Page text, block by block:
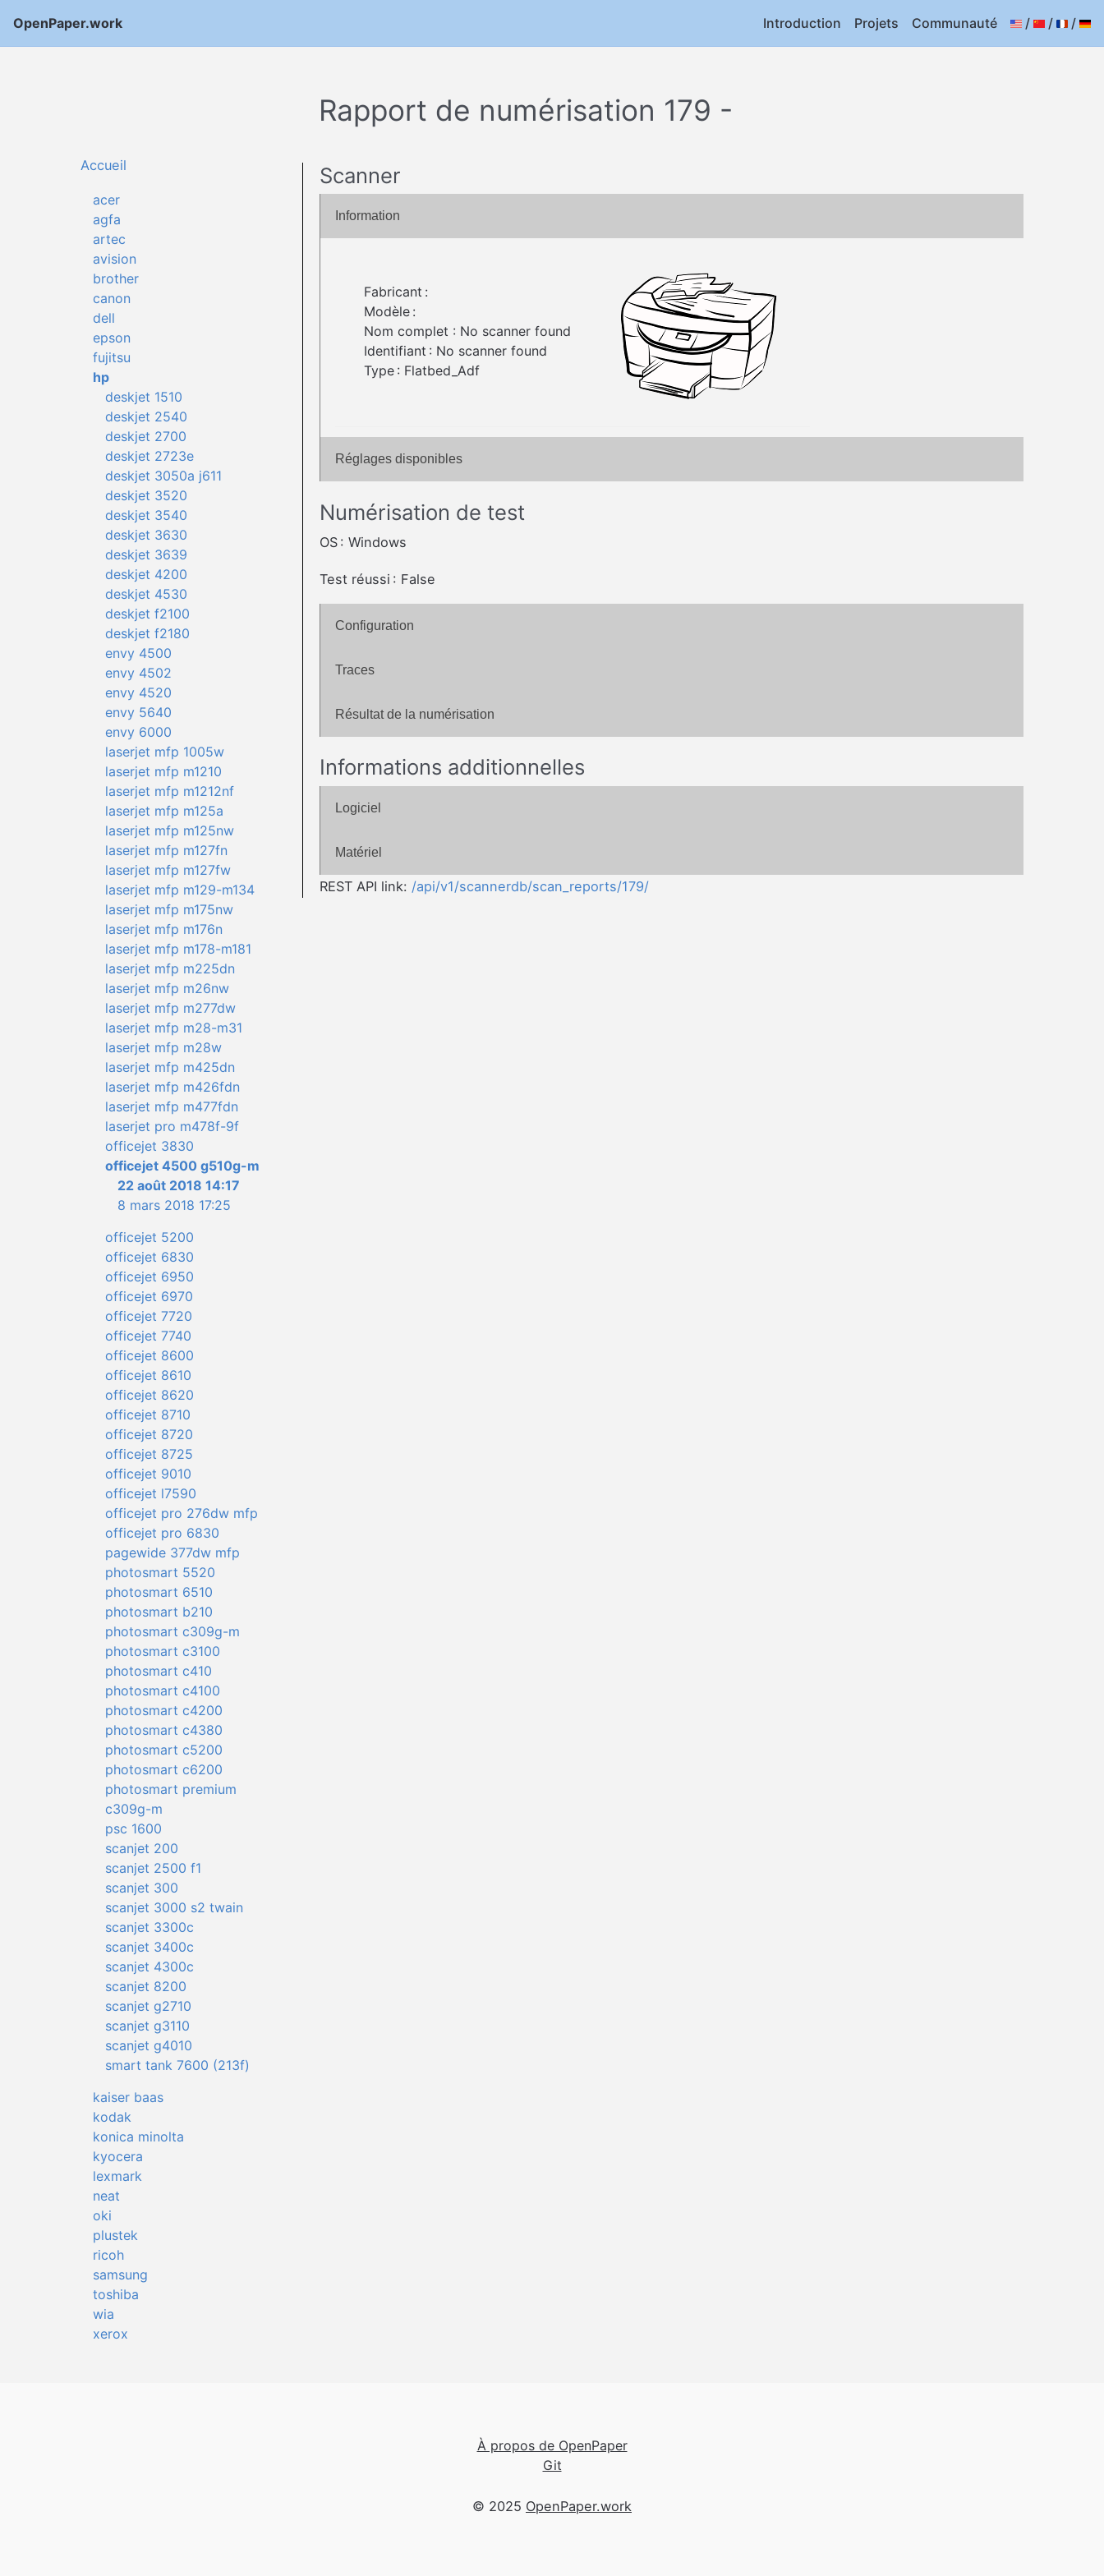
OpenPaper.work Introduction Projets Communauté / / /
Rapport de numérisation 179 -
Accueil
acer
agfa
artec
avision
brother
canon
dell
epson
fujitsu
hp
deskjet 1510
deskjet 2540
deskjet 2700
deskjet 2723e
deskjet 3050a j611
deskjet 3520
deskjet 3540
deskjet 3630
deskjet 3639
deskjet 4200
deskjet 4530
deskjet f2100
deskjet f2180
envy 4500
envy 4502
envy 4520
envy 5640
envy 6000
laserjet mfp 1005w
laserjet mfp m1210
laserjet mfp m1212nf
laserjet mfp m125a
laserjet mfp m125nw
laserjet mfp m127fn
laserjet mfp m127fw
laserjet mfp m129-m134
laserjet mfp m175nw
laserjet mfp m176n
laserjet mfp m178-m181
laserjet mfp m225dn
laserjet mfp m26nw
laserjet mfp m277dw
laserjet mfp m28-m31
laserjet mfp m28w
laserjet mfp m425dn
laserjet mfp m426fdn
laserjet mfp m477fdn
laserjet pro m478f-9f
officejet 3830
officejet 4500 g510g-m
22 août 2018 14:17
8 mars 2018 17:25
officejet 5200
officejet 6830
officejet 6950
officejet 6970
officejet 7720
officejet 7740
officejet 8600
officejet 8610
officejet 8620
officejet 8710
officejet 8720
officejet 8725
officejet 9010
officejet l7590
officejet pro 276dw mfp
officejet pro 6830
pagewide 377dw mfp
photosmart 5520
photosmart 6510
photosmart b210
photosmart c309g-m
photosmart c3100
photosmart c410
photosmart c4100
photosmart c4200
photosmart c4380
photosmart c5200
photosmart c6200
photosmart premium
c309g-m
psc 1600
scanjet 200
scanjet 2500 f1
scanjet 300
scanjet 3000 s2 twain
scanjet 3300c
scanjet 3400c
scanjet 4300c
scanjet 8200
scanjet g2710
scanjet g3110
scanjet g4010
smart tank 7600 (213f)
kaiser baas
kodak
konica minolta
kyocera
lexmark
neat
oki
plustek
ricoh
samsung
toshiba
wia
xerox
Scanner
Information
Fabricant :
Modèle :
Nom complet : No scanner found
Identifiant : No scanner found
Type : Flatbed_Adf
Réglages disponibles
Numérisation de test
OS : Windows
Test réussi : False
Configuration
Traces
Résultat de la numérisation
Informations additionnelles
Logiciel
Matériel
REST API link: /api/v1/scannerdb/scan_reports/179/
À propos de OpenPaper
Git
© 2025 OpenPaper.work